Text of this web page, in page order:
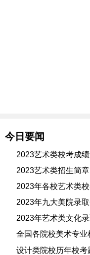
今日要闻
2023艺术类校考成
2023艺术类招生简章
2023年各校艺术类
2023年九大美院录
2023年艺术类文化
全国各院校美术专业
设计类院校历年校考